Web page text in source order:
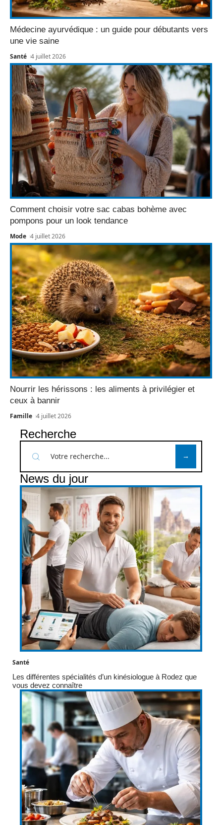
Médecine ayurvédique : un guide pour débutants vers
une vie saine
Santé 4 juillet 2026
Comment choisir votre sac cabas bohème avec
pompons pour un look tendance
Mode 4 juillet 2026
Nourrir les hérissons : les aliments à privilégier et
ceux à bannir
Famille 4 juillet 2026
Recherche
News du jour
Santé
Les différentes spécialités d’un kinésiologue à Rodez que
vous devez connaître